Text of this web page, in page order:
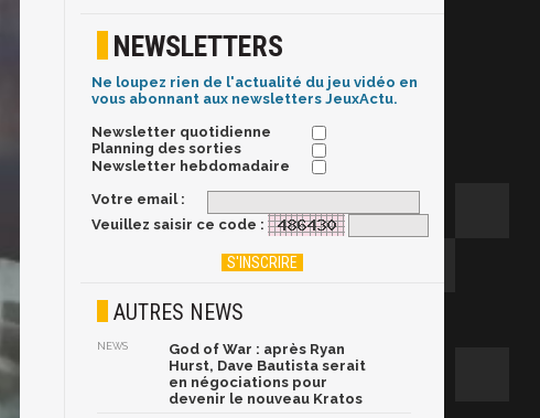
NEWSLETTERS
Ne loupez rien de l'actualité du jeu vidéo en
vous abonnant aux newsletters JeuxActu.
Newsletter quotidienne
Planning des sorties
Newsletter hebdomadaire
Votre email :
Veuillez saisir ce code :
AUTRES NEWS
NEWS
God of War : après Ryan
Hurst, Dave Bautista serait
en négociations pour
devenir le nouveau Kratos